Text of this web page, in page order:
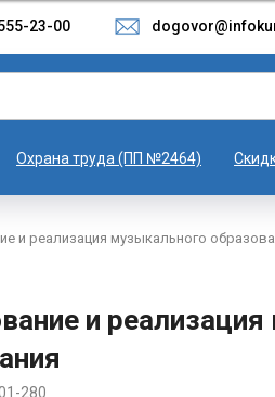
23-00
Охрана труда (ПП №2464)
и реализация музыкального
и
280